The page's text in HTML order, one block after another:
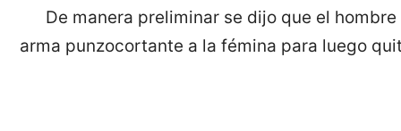
De manera preliminar se dijo que el
arma punzocortante a la fémina para luego